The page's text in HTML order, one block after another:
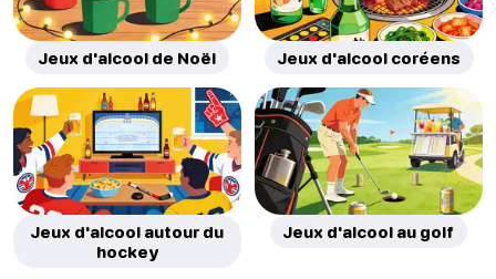
Jeux d'alcool de Noël Jeux d'alcool coréens
Jeux d'alcool autour du
hockey
Jeux d'alcool au golf